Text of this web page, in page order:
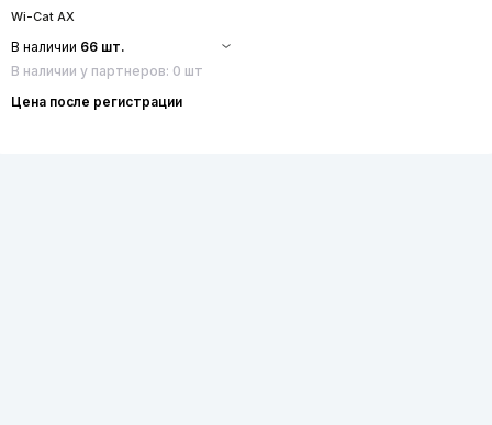
Wi-Cat AX
В наличии 66 шт.
В наличии у партнеров: 0 шт
Цена после регистрации